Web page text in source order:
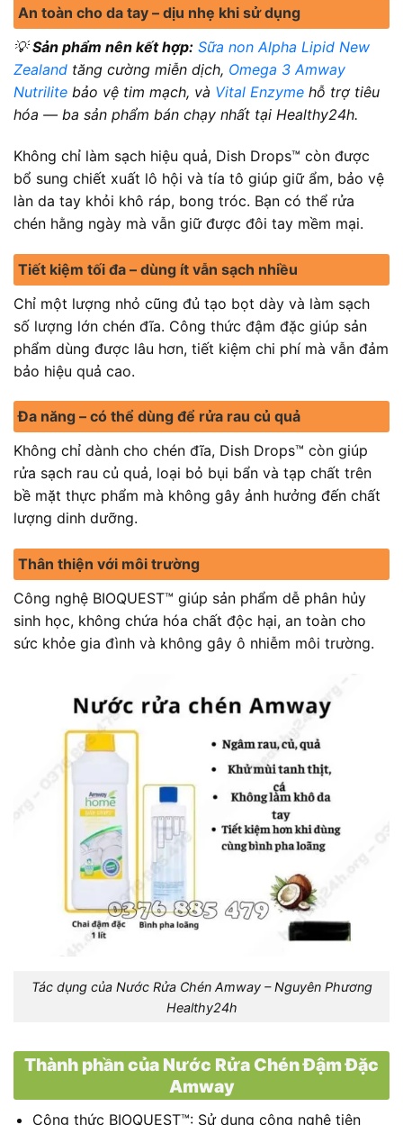
An toàn cho da tay – dịu nhẹ khi sử dụng
💡Sản phẩm nên kết hợp: Sữa non Alpha Lipid New
Zealand tăng cường miễn dịch, Omega 3 Amway
Nutrilite bảo vệ tim mạch, và Vital Enzyme hỗ trợ tiêu
hóa — ba sản phẩm bán chạy nhất tại Healthy24h.
Không chỉ làm sạch hiệu quả, Dish Drops™ còn được
bổ sung chiết xuất lô hội và tía tô giúp giữ ẩm, bảo vệ
làn da tay khỏi khô ráp, bong tróc. Bạn có thể rửa
chén hằng ngày mà vẫn giữ được đôi tay mềm mại.
Tiết kiệm tối đa – dùng ít vẫn sạch nhiều
Chỉ một lượng nhỏ cũng đủ tạo bọt dày và làm sạch
số lượng lớn chén đĩa. Công thức đậm đặc giúp sản
phẩm dùng được lâu hơn, tiết kiệm chi phí mà vẫn đảm
bảo hiệu quả cao.
Đa năng – có thể dùng để rửa rau củ quả
Không chỉ dành cho chén đĩa, Dish Drops™ còn giúp
rửa sạch rau củ quả, loại bỏ bụi bẩn và tạp chất trên
bề mặt thực phẩm mà không gây ảnh hưởng đến chất
lượng dinh dưỡng.
Thân thiện với môi trường
Công nghệ BIOQUEST™ giúp sản phẩm dễ phân hủy
sinh học, không chứa hóa chất độc hại, an toàn cho
sức khỏe gia đình và không gây ô nhiễm môi trường.
Tác dụng của Nước Rửa Chén Amway – Nguyên Phương
Healthy24h
Thành phần của Nước Rửa Chén Đậm Đặc
Amway
Công thức BIOQUEST™: Sử dụng công nghệ tiên